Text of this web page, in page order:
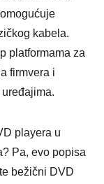
kabela.
platformama za
firmvera i
playera u
Pa, evo popisa
bežični DVD